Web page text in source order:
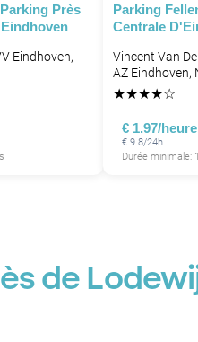
Près
Eindhoven,
Parking
Centrale
Vincent Van
AZ Eindhoven,
★★★★☆
€ 1.97/heure
€ 9.8/24h
Durée minimale:
de